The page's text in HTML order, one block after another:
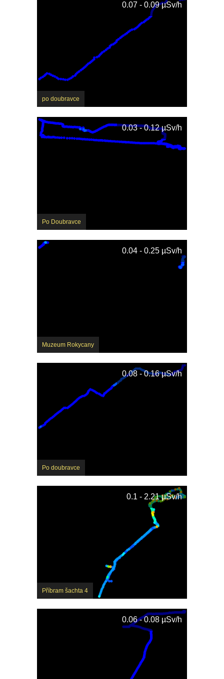
po doubravce
0.07 - 0.09 µSv/h
Po Doubravce
0.03 - 0.12 µSv/h
Muzeum Rokycany
0.04 - 0.25 µSv/h
Po doubravce
0.08 - 0.16 µSv/h
Příbram šachta 4
0.1 - 2.21 µSv/h
0.06 - 0.08 µSv/h